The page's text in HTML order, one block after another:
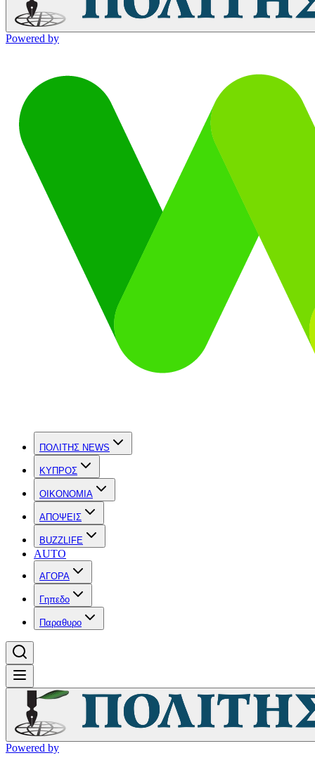
Powered by
ΠΟΛΙΤΗΣ NEWS
ΚΥΠΡΟΣ
OIKONOMIA
ΑΠΟΨΕΙΣ
BUZZLIFE
AUTO
ΑΓΟΡΑ
Γηπεδο
Παραθυρο
Powered by